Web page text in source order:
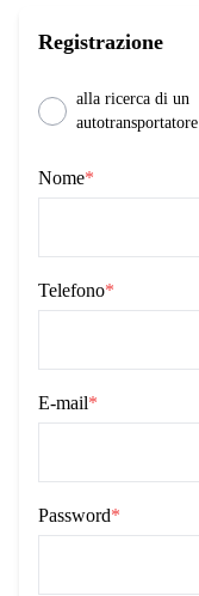
Registrazione
alla ricerca di un
autotransportatore
Nome*
Telefono*
E-mail*
Password*